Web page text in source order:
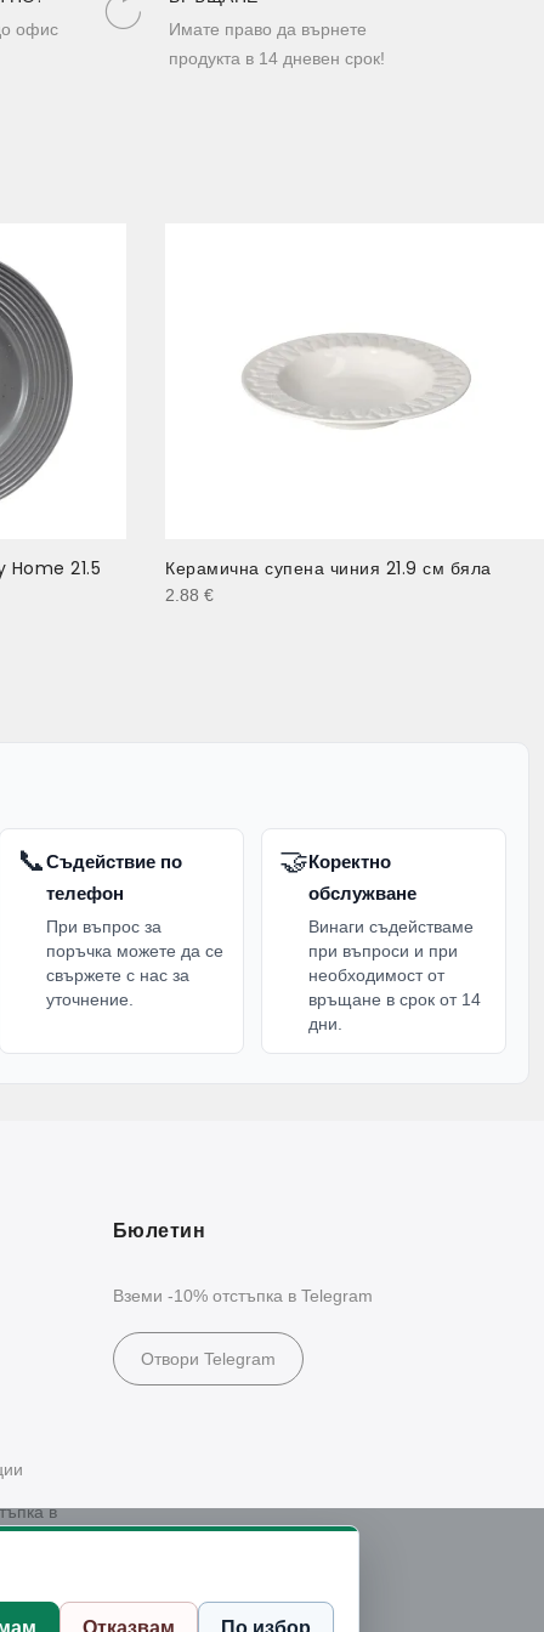
офис
Имате право да върнете
продукта в 14 дневен срок!
Home 21.5
Керамична супена чиния 21.9 см бяла
2.88 €
📞Съдействие по
телефон
При въпрос за
поръчка можете да се
свържете с нас за
уточнение.
🤝Коректно
обслужване
Винаги съдействаме
при въпроси и при
необходимост от
връщане в срок от 14
дни.
в
Бюлетин
Вземи -10% отстъпка в Telegram
Отвори Telegram
Отказвам По избор